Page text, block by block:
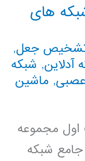
های
جعل,
آدلاین, شبکه
, ماشین
مجموعه
شبكه